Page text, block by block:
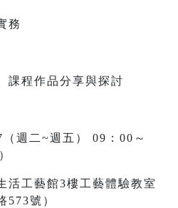
務
課程作品分享與探討
週二~週五） 09：00～
活工藝館3樓工藝體驗教室
573號）